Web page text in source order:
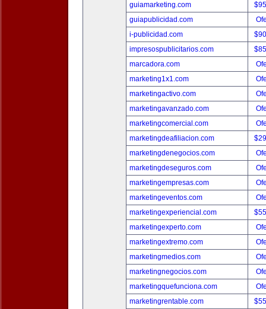
guiamarketing.com
guiapublicidad.com
i-publicidad.com
impresospublicitarios.com
marcadora.com
marketing1x1.com
marketingactivo.com
marketingavanzado.com
marketingcomercial.com
marketingdeafiliacion.com
marketingdenegocios.com
marketingdeseguros.com
marketingempresas.com
marketingeventos.com
marketingexperiencial.com
marketingexperto.com
marketingextremo.com
marketingmedios.com
marketingnegocios.com
marketingquefunciona.com
marketingrentable.com